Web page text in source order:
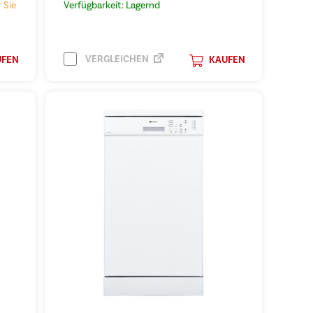
Sie Verfügbarkeit: Lagernd
KAUFEN
VERGLEICHEN